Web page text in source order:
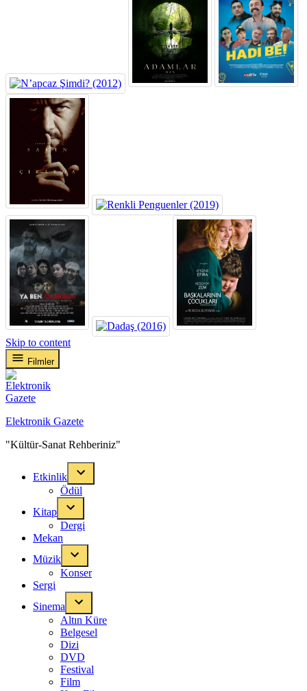
Skip to content
Filmler
Elektronik Gazete
"Kültür-Sanat Rehberiniz"
Etkinlik
Ödül
Kitap
Dergi
Mekan
Müzik
Konser
Sergi
Sinema
Altın Küre
Belgesel
Dizi
DVD
Festival
Film